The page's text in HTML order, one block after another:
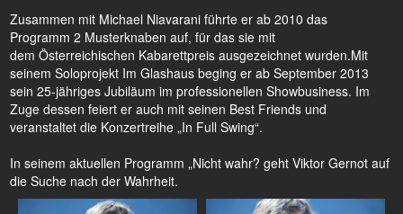
Zusammen mit Michael Niavarani führte er ab 2010 das
Programm 2 Musterknaben auf, für das sie mit
dem Österreichischen Kabarettpreis ausgezeichnet wurden.Mit
seinem Soloprojekt Im Glashaus beging er ab September 2013
sein 25-jähriges Jubiläum im professionellen Showbusiness. Im
Zuge dessen feiert er auch mit seinen Best Friends und
veranstaltet die Konzertreihe „In Full Swing“.
In seinem aktuellen Programm „Nicht wahr? geht Viktor Gernot auf
die Suche nach der Wahrheit.